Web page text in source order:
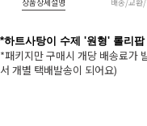
*하트사탕이 수제 '원형' 롤리
*패키지만 구매시 개당 배송료가
서 개별 택배발송이 되어요)